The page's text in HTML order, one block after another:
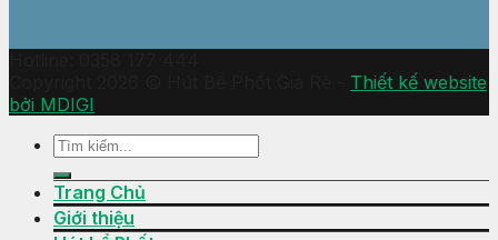
Thiết kế website
bởi MDIGI
Trang Chủ
Giới thiệu